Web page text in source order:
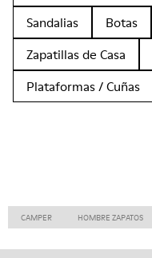
Sandalias
Botas
Zapatillas de Casa
Plataformas / Cuñas
CAMPER HOMBRE ZAPATOS